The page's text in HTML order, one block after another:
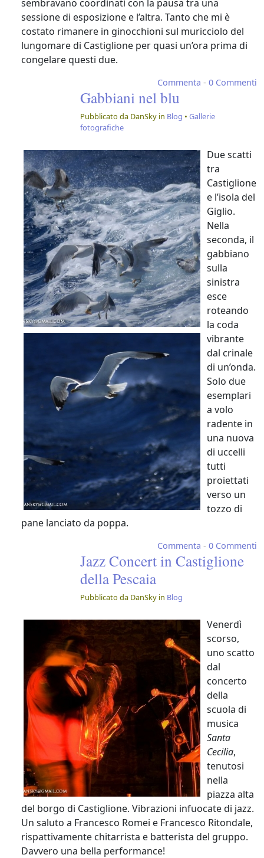
Conchiglie in Maremma
Fotografia, cronache e racconti in
Maremma Toscana
sembravano coordinati con la pausa tra una
sessione di esposizione e l’altra. Tanto che mi è
costato rimanere in ginocchioni sul muricciolo del
lungomare di Castiglione per quasi un’ora prima di
congelare questi due.
Commenta - 0 Commenti
Gabbiani nel blu
Pubblicato da DanSky in Blog • Gallerie
fotografiche
Due scatti
tra
Castiglione
e l’isola del
Giglio.
Nella
seconda, il
gabbiano
sulla
sinistra
esce
roteando
la coda
vibrante
dal crinale
di un’onda.
Solo due
esemplari
a volo
radente in
una nuova
di uccelli
tutti
proiettati
verso un
tozzo di
pane lanciato da poppa.
Commenta - 0 Commenti
Jazz Concert in Castiglione
della Pescaia
Pubblicato da DanSky in Blog
Venerdì
scorso,
uno scatto
dal
concerto
della
scuola di
musica
Santa
Cecilia,
tenutosi
nella
piazza alta
del borgo di Castiglione. Vibrazioni infuocate di jazz.
Un saluto a Francesco Romei e Francesco Ritondale,
rispattivamente chitarrista e batterista del gruppo.
Davvero una bella performance!